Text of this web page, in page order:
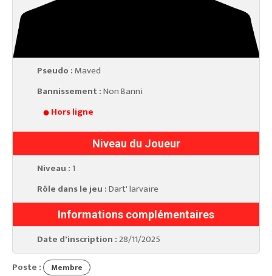
Pseudo :Maved
Bannissement :Non Banni
Hors ligne
Niveau du Joueur
Niveau : 1
Rôle dans le jeu :Dart' larvaire
Informations complémentaires
Date d'inscription :28/11/2025
Poste :
Membre